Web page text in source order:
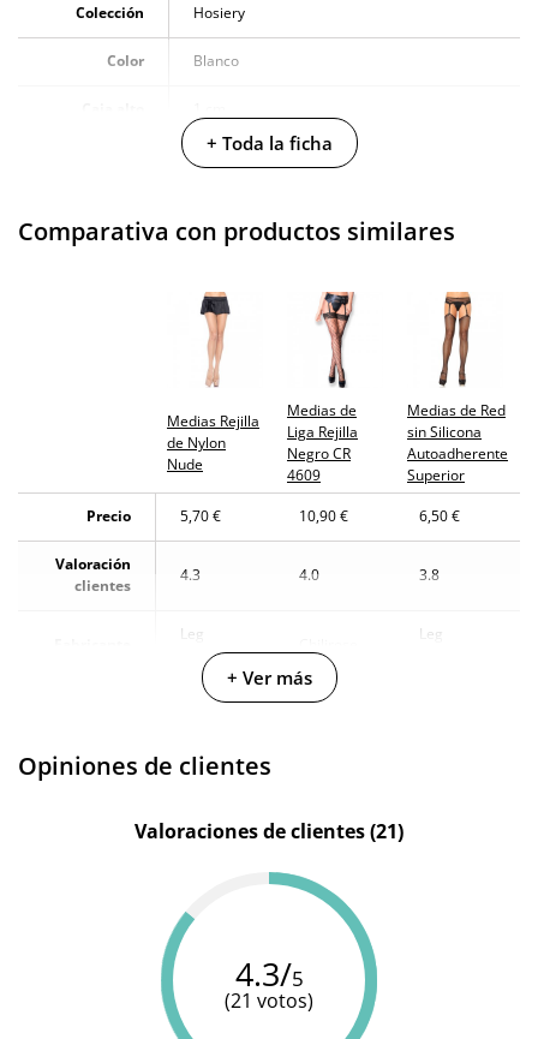
Colección Hosiery
Color Blanco
19 cm
0.05 Kg
Paquete discreto y sin distintivos
Garantías 3 años de garantía
Producto
original
+ Toda la ficha
Comparativa con productos similares
Medias Rejilla
de Nylon
Nude
Medias de
Liga Rejilla
Negro CR
4609
Medias de Red
sin Silicona
Autoadherente
Superior
Precio
5,70 € 10,90 € 6,50 €
Valoración
clientes
4.3 4.0 3.8
Leg
Avenue
Leg
Hosiery -
Blanco
+ Ver más
Opiniones de clientes
Valoraciones de clientes (21)
4.3/5
(21 votos)